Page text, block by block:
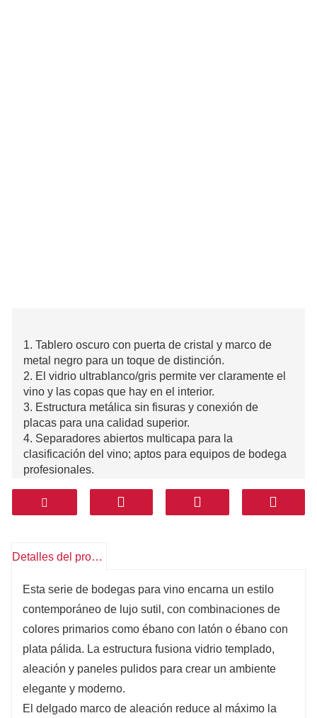
1. Tablero oscuro con puerta de cristal y marco de
metal negro para un toque de distinción.
2. El vidrio ultrablanco/gris permite ver claramente el
vino y las copas que hay en el interior.
3. Estructura metálica sin fisuras y conexión de
placas para una calidad superior.
4. Separadores abiertos multicapa para la
clasificación del vino; aptos para equipos de bodega
profesionales.
cristal y la luz incorporada convierten las tazas en
elementos decorativos.
Detalles del producto
Esta serie de bodegas para vino encarna un estilo
contemporáneo de lujo sutil, con combinaciones de
colores primarios como ébano con latón o ébano con
plata pálida. La estructura fusiona vidrio templado,
aleación y paneles pulidos para crear un ambiente
elegante y moderno.
El delgado marco de aleación reduce al máximo la